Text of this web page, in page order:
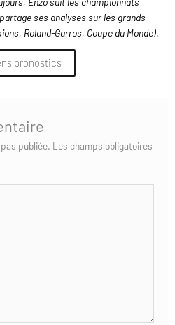
ses analyses sur les grands
Roland-Garros, Coupe du Monde).
pronostics
publiée. Les champs obligatoires